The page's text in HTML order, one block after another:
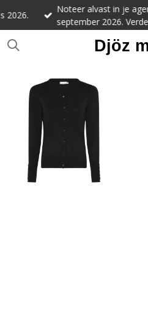
Ga
naar
de
Djöz
Noteer alvast in je
september 2026. Verdere